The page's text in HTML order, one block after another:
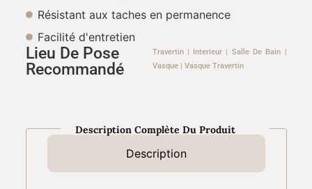
Résistant aux taches en permanence​
Facilité d'entretien​
Lieu De Pose
Recommandé
Travertin| Interieur | Salle De Bain |
Vasque| Vasque Travertin
Description Complète Du Produit
Description